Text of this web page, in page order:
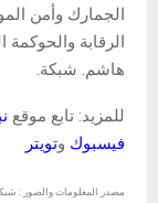
الجمارك وأمن
الرقابة والحوكمة
هاشم. شبكة.
للمزيد: تابع موقع
فيسبوك وتويتر
مصدر المعلومات والصور :